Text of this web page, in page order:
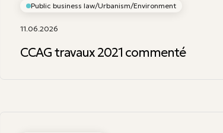
Public business law/Urbanism/Environment
11.06.2026
CCAG travaux 2021 commenté